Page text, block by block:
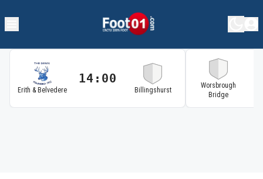
Erith & Belvedere
14:00
Billingshurst
Worsbrough
Bridge